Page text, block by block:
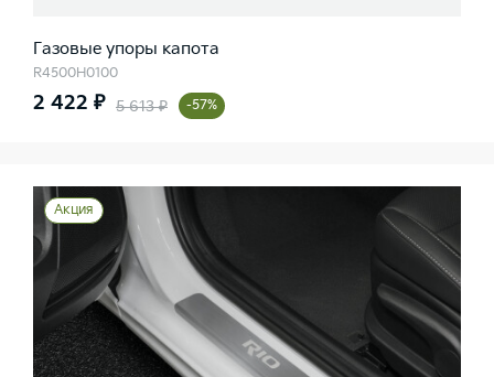
Газовые упоры капота
R4500H0100
2 422 ₽ 5 613 ₽ -57%
Акция